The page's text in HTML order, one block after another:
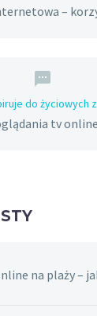
–
do życiowych
tv online
na plaży –